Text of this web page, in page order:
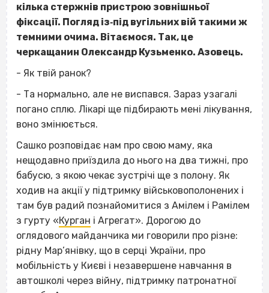
кілька стержнів пристрою зовнішньої
фіксації. Погляд із‐під вугільних вій такими ж
темними очима. Вітаємося. Так, це
черкащанин Олександр Кузьменко. Азовець.
- Як твій ранок?
- Та нормально, але не виспався. Зараз узагалі
погано сплю. Лікарі ще підбирають мені лікування,
воно змінюється.
Сашко розповідає нам про свою маму, яка
нещодавно приїздила до нього на два тижні, про
бабусю, з якою чекає зустрічі ще з полону. Як
ходив на акції у підтримку військовополонених і
там був радий познайомитися з Амілем і Рамілем
з гурту «Курган і Агрегат». Дорогою до
оглядового майданчика ми говорили про різне:
рідну Мар’янівку, що в серці України, про
мобільність у Києві і незавершене навчання в
автошколі через війну, підтримку патронатної